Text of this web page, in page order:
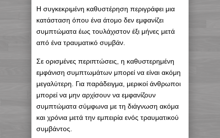
Η συγκεκριμένη καθυστέρηση περιγράφει μια
κατάσταση όπου ένα άτομο δεν εμφανίζει
συμπτώματα έως τουλάχιστον έξι μήνες μετά
από ένα τραυματικό συμβάν.
Σε ορισμένες περιπτώσεις, η καθυστερημένη
εμφάνιση συμπτωμάτων μπορεί να είναι ακόμη
μεγαλύτερη. Για παράδειγμα, μερικοί άνθρωποι
μπορεί να μην αρχίσουν να εμφανίζουν
συμπτώματα σύμφωνα με τη διάγνωση ακόμα
και χρόνια μετά την εμπειρία ενός τραυματικού
συμβάντος.